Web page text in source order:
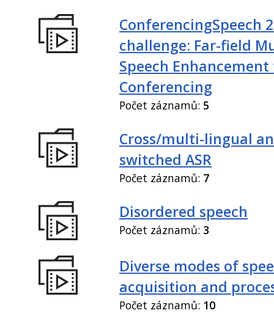
ConferencingSpeech
challenge: Far-field
Speech
Conferencing
Počet záznamů: 5
Cross/multi-lingual
switched ASR
Počet záznamů: 7
Disordered speech
Počet záznamů: 3
Diverse modes of
acquisition and
Počet záznamů: 10